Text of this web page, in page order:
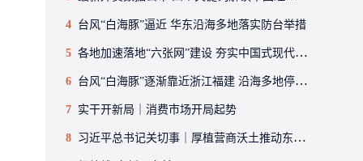
4 台风“白海豚”逼近 华东沿海多地落实防台举措
5 各地加速落地“六张网”建设 夯实中国式现代化战略底座
6 台风“白海豚”逐渐靠近浙江福建 沿海多地停航停工应对防范
7 实干开新局｜消费市场开局起势
8 习近平总书记关切事｜厚植营商沃土推动东北全面振兴